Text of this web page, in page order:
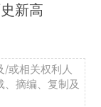
新高
/或相关权利人
摘编、复制及